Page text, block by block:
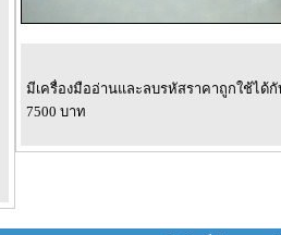
มีเครื่องมืออ่านและลบรหัสราคาถูกใช้ได้
7500 บาท